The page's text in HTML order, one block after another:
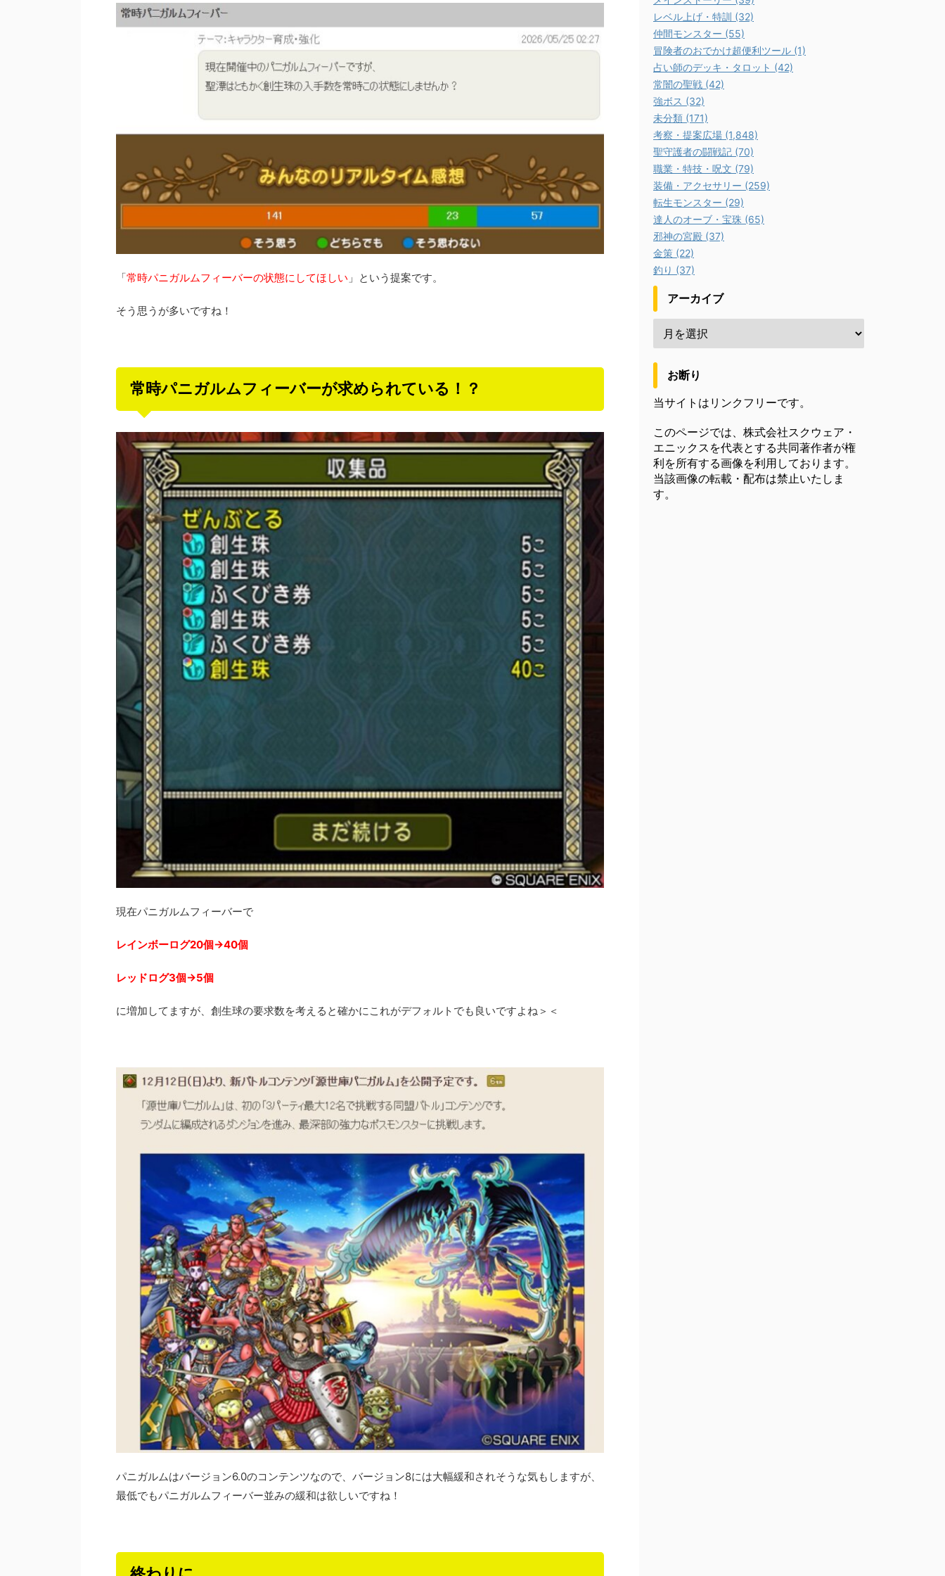
「常時パニガルムフィーバーの状態にしてほしい 」という提案です。
そう思うが多いですね！
常時パニガルムフィーバーが求められている！？
現在パニガルムフィーバーで
レインボーログ20個→40個
レッドログ3個→5個
に増加してますが、創生球の要求数を考えると確かにこれがデフォルトでも良いですよね＞＜
パニガルムはバージョン6.0のコンテンツなので、バージョン8には大幅緩和されそうな気もしますが、
最低でもパニガルムフィーバー並みの緩和は欲しいですね！
レベル上げ・特訓 (32)
仲間モンスター (55)
冒険者のおでかけ超便利ツール (1)
占い師のデッキ・タロット (42)
常闇の聖戦 (42)
強ボス (32)
未分類 (171)
考察・提案広場 (1,848)
聖守護者の闘戦記 (70)
職業・特技・呪文 (79)
装備・アクセサリー (259)
転生モンスター (29)
達人のオーブ・宝珠 (65)
邪神の宮殿 (37)
金策 (22)
釣り (37)
アーカイブ
お断り
当サイトはリンクフリーです。
このページでは、株式会社スクウェア・
エニックスを代表とする共同著作者が権
利を所有する画像を利用しております。
当該画像の転載・配布は禁止いたしま
す。